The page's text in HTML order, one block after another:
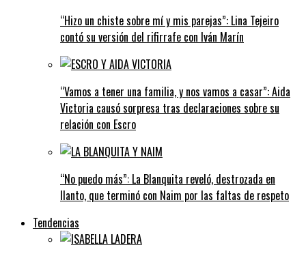
“Hizo un chiste sobre mí y mis parejas”: Lina Tejeiro
contó su versión del rifirrafe con Iván Marín
“Vamos a tener una familia, y nos vamos a casar”: Aida
Victoria causó sorpresa tras declaraciones sobre su
relación con Escro
“No puedo más”: La Blanquita reveló, destrozada en
llanto, que terminó con Naim por las faltas de respeto
Tendencias